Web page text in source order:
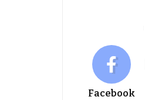
Facebook